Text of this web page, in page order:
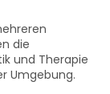
die
und Therapie
Umgebung.